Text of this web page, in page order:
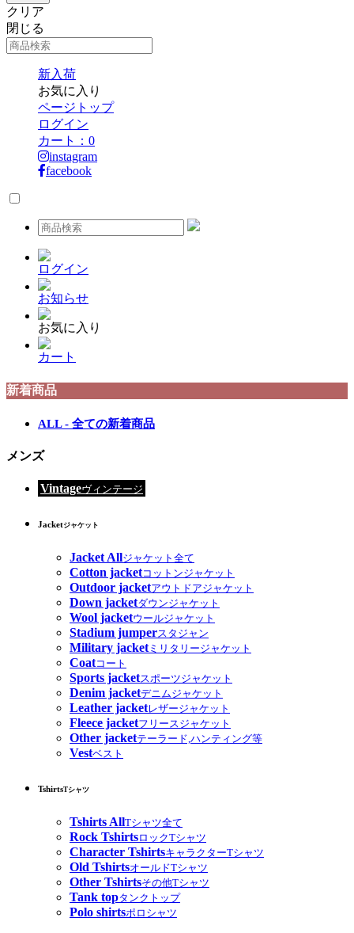
クリア
閉じる
新入荷
お気に入り
ページトップ
ログイン
カート： 0
instagram
facebook
ログイン
お知らせ
お気に入り
カート
新着商品
ALL - 全ての新着商品
メンズ
Vintageヴィンテージ
Jacketジャケット
Jacket Allジャケット全て
Cotton jacketコットンジャケット
Outdoor jacketアウトドアジャケット
Down jacketダウンジャケット
Wool jacketウールジャケット
Stadium jumperスタジャン
Military jacketミリタリージャケット
Coatコート
Sports jacketスポーツジャケット
Denim jacketデニムジャケット
Leather jacketレザージャケット
Fleece jacketフリースジャケット
Other jacketテーラード,ハンティング等
Vestベスト
TshirtsTシャツ
Tshirts AllTシャツ全て
Rock TshirtsロックTシャツ
Character TshirtsキャラクターTシャツ
Old TshirtsオールドTシャツ
Other Tshirtsその他Tシャツ
Tank topタンクトップ
Polo shirtsポロシャツ